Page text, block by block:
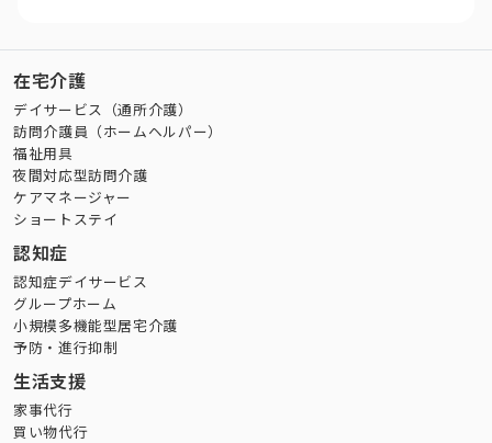
在宅介護
デイサービス（通所介護）
訪問介護員（ホームヘルパー）
福祉用具
夜間対応型訪問介護
ケアマネージャー
ショートステイ
認知症
認知症デイサービス
グループホーム
小規模多機能型居宅介護
予防・進行抑制
生活支援
家事代行
買い物代行